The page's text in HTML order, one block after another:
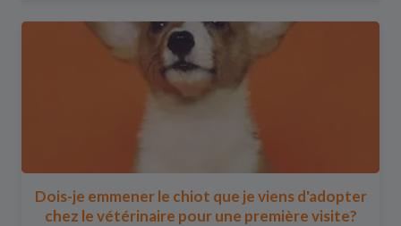
Dois-je emmener le chiot que je viens d'adopter
chez le vétérinaire pour une première visite?